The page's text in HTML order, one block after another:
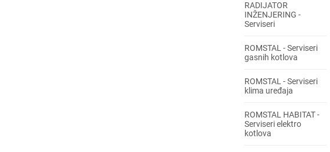
RADIJATOR
INŽENJERING -
Serviseri
ROMSTAL - Serviseri
gasnih kotlova
ROMSTAL - Serviseri
klima uređaja
ROMSTAL HABITAT -
Serviseri elektro
kotlova